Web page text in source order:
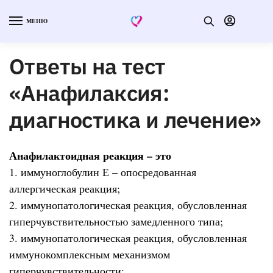
МЕНЮ
Ответы на тест
«Анафилаксия:
диагностика и лечение»
Анафилактоидная реакция – это
1. иммуноглобулин Е – опосредованная
аллергическая реакция;
2. иммунопатологическая реакция, обусловленная
гиперчувствительностью замедленного типа;
3. иммунопатологическая реакция, обусловленная
иммунокомплексным механизмом